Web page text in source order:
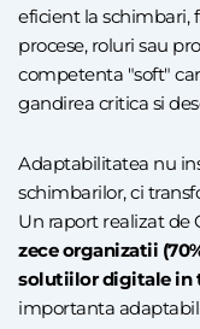
eficient la schimbari,
procese, roluri sau
competenta "soft"
gandirea critica si
Adaptabilitatea nu
schimbarilor, ci
Un raport realizat de
zece organizatii
solutiilor digitale in
importanta